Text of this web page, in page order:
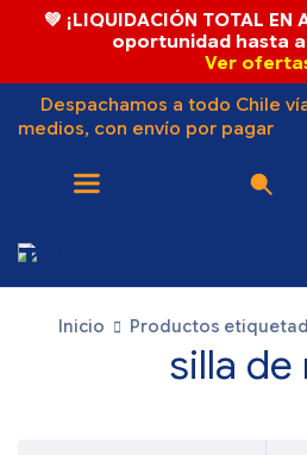
💚 ¡LIQUIDACIÓN TOTAL
oportunidad hasta
Ver
Despachamos a todo Chile
medios, con envío por pagar
Inicio Productos
silla de